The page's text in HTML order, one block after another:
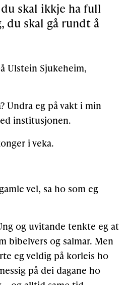
skal ikkje ha full
du skal gå rundt å
Ulstein Sjukeheim,
Undra eg på vakt i min
institusjonen.
i veka.
vel, sa ho som eg
og uvitande tenkte eg at
bibelvers og salmar. Men
eg veldig på korleis ho
på dei dagane ho